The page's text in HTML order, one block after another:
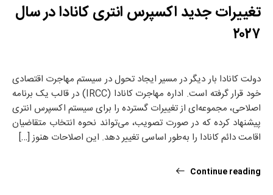
تغییرات جدید اکسپرس انتری کانادا در سال
۲۰۲۷
دولت کانادا بار دیگر در مسیر ایجاد تحول در سیستم مهاجرت اقتصادی
خود قرار گرفته است. اداره مهاجرت کانادا (IRCC) در قالب یک برنامه
اصلاحی، مجموعه‌ای از تغییرات گسترده را برای سیستم اکسپرس انتری
پیشنهاد کرده که در صورت تصویب، می‌تواند نحوه انتخاب متقاضیان
اقامت دائم کانادا را به‌طور اساسی تغییر دهد. این اصلاحات هنوز […]
Continue reading